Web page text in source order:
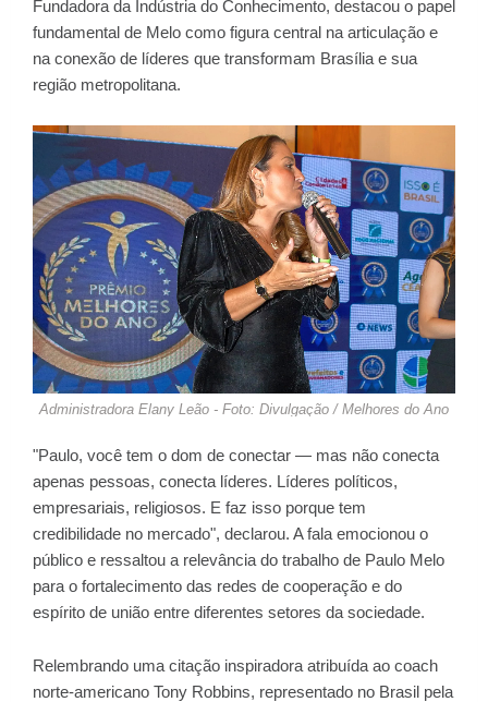
Fundadora da Indústria do Conhecimento, destacou o papel
fundamental de Melo como figura central na articulação e
na conexão de líderes que transformam Brasília e sua
região metropolitana.
Administradora Elany Leão - Foto: Divulgação / Melhores do Ano
"Paulo, você tem o dom de conectar — mas não conecta
apenas pessoas, conecta líderes. Líderes políticos,
empresariais, religiosos. E faz isso porque tem
credibilidade no mercado", declarou. A fala emocionou o
público e ressaltou a relevância do trabalho de Paulo Melo
para o fortalecimento das redes de cooperação e do
espírito de união entre diferentes setores da sociedade.
Relembrando uma citação inspiradora atribuída ao coach
norte-americano Tony Robbins, representado no Brasil pela